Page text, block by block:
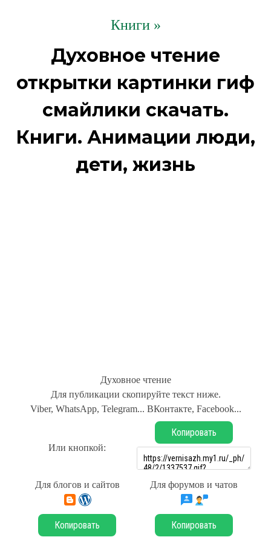
Книги »
Духовное чтение
открытки картинки гиф
смайлики скачать.
Книги. Анимации люди,
дети, жизнь
Духовное чтение
Для публикации скопируйте текст ниже.
Viber, WhatsApp, Telegram... ВКонтакте, Facebook...
Или кнопкой:
Копировать
Для блогов и сайтов Для форумов и чатов
Копировать Копировать